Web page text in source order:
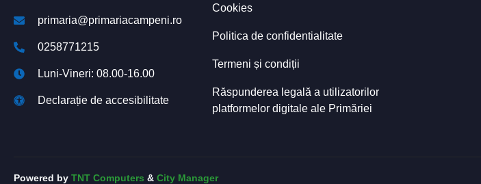
primaria@primariacampeni.ro
0258771215
Luni-Vineri: 08.00-16.00
Declarație de accesibilitate
Cookies
Politica de confidentialitate
Termeni și condiții
Răspunderea legală a utilizatorilor
platformelor digitale ale Primăriei
Powered by TNT Computers & City Manager